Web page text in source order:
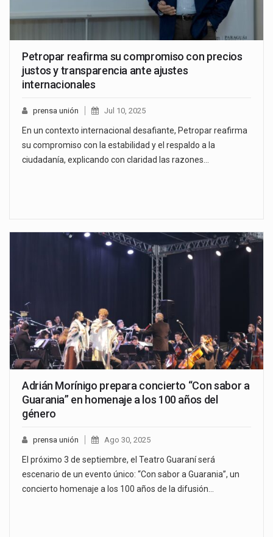
Petropar reafirma su compromiso con precios
justos y transparencia ante ajustes
internacionales
prensa unión Jul 10, 2025
En un contexto internacional desafiante, Petropar reafirma
su compromiso con la estabilidad y el respaldo a la
ciudadanía, explicando con claridad las razones…
Adrián Morínigo prepara concierto “Con sabor a
Guarania” en homenaje a los 100 años del
género
prensa unión Ago 30, 2025
El próximo 3 de septiembre, el Teatro Guaraní será
escenario de un evento único: “Con sabor a Guarania”, un
concierto homenaje a los 100 años de la difusión…